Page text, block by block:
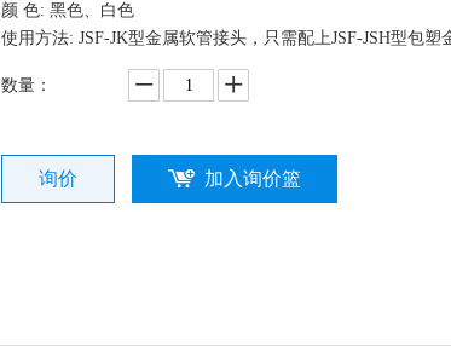
颜 色: 黑色、白色
使用方法: JSF-JK型金属软管接头，只需配上JSF-JSH型包
数量：
询价 加入询价篮